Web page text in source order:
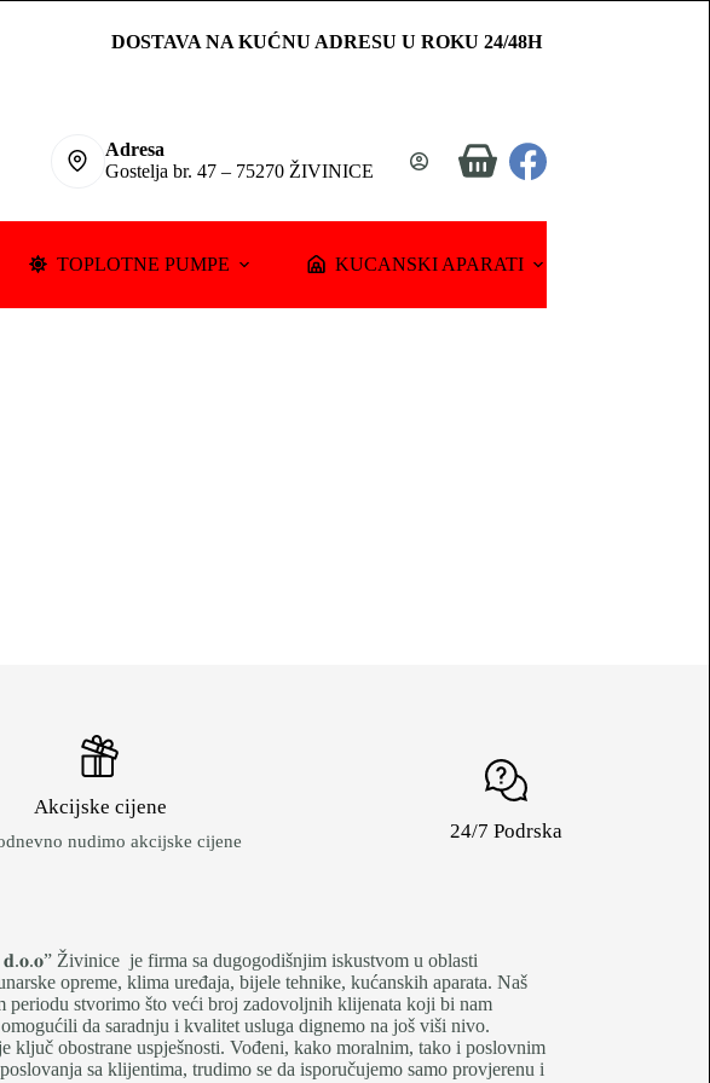
DOSTAVA NA KUĆNU ADRESU U ROKU 24/48H
Adresa
Gostelja br. 47 – 75270 ŽIVINICE
Shopping
TOPLOTNE PUMPE KUCANSKI APARATI
Akcijske cijene
nudimo akcijske cijene 24/7 Podrska
Živinice je firma sa dugogodišnjim iskustvom u oblasti
opreme, klima uređaja, bijele tehnike, kućanskih aparata. Naš
periodu stvorimo što veći broj zadovoljnih klijenata koji bi nam
da saradnju i kvalitet usluga dignemo na još viši nivo.
ključ obostrane uspješnosti. Vođeni, kako moralnim, tako i poslovnim
sa klijentima, trudimo se da isporučujemo samo provjerenu i